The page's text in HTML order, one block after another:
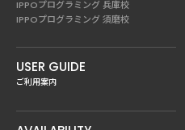
IPPOプログラミング 兵庫校
IPPOプログラミング 須磨校
USER GUIDE
ご利用案内